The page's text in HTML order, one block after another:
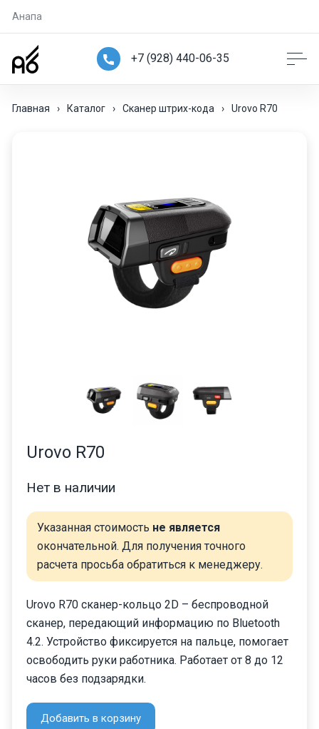
Анапа
+7 (928) 440-06-35
Главная › Каталог › Сканер штрих-кода › Urovo R70
Urovo R70
Нет в наличии
Указанная стоимость не является
окончательной. Для получения точного
расчета просьба обратиться к менеджеру.
Urovo R70 сканер-кольцо 2D – беспроводной
сканер, передающий информацию по Bluetooth
4.2. Устройство фиксируется на пальце, помогает
освободить руки работника. Работает от 8 до 12
часов без подзарядки.
Добавить в корзину